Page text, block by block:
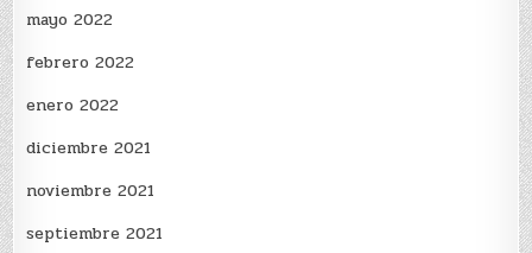
mayo 2022
febrero 2022
enero 2022
diciembre 2021
noviembre 2021
septiembre 2021